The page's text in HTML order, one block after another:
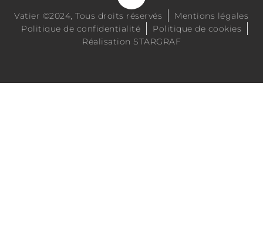
Vatier ©2024, Tous droits réservés
Mentions légales
Politique de confidentialité
Politique de cookies
Réalisation STARGRAF